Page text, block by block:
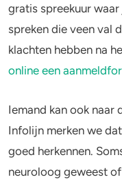
gratis spreekuur
spreken die veen val
klachten hebben na
online een
Iemand kan ook naar
Infolijn merken we
goed herkennen.
neuroloog geweest